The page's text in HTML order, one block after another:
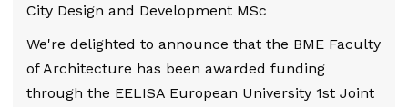
City Design and Development MSc
We're delighted to announce that the BME Faculty
of Architecture has been awarded funding
through the EELISA European University 1st Joint